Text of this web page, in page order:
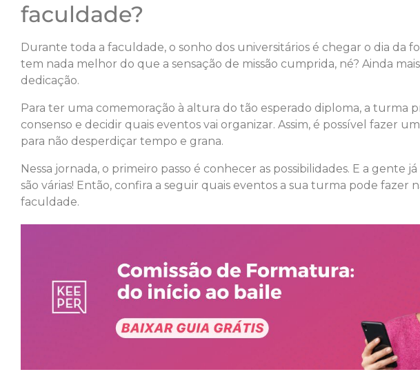
faculdade?
Durante toda a faculdade, o sonho dos universitários é chegar o dia da
tem nada melhor do que a sensação de missão cumprida, né? Ainda
dedicação.
Para ter uma comemoração à altura do tão esperado diploma, a turma
consenso e decidir quais eventos vai organizar. Assim, é possível fazer
para não desperdiçar tempo e grana.
Nessa jornada, o primeiro passo é conhecer as possibilidades. E a gente
são várias! Então, confira a seguir quais eventos a sua turma pode fazer
faculdade.